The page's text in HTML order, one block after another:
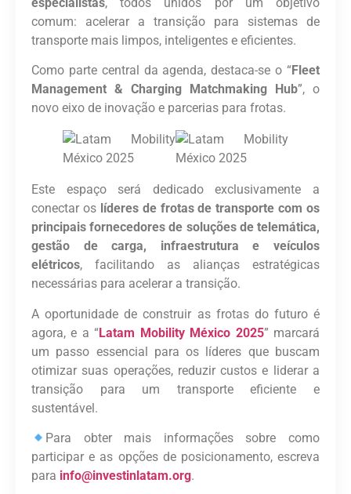
comum: acelerar a transição para sistemas de
transporte mais limpos, inteligentes e eficientes.
Como parte central da agenda, destaca-se o “Fleet
Management & Charging Matchmaking Hub”, o
novo eixo de inovação e parcerias para frotas.
Este espaço será dedicado exclusivamente a
conectar os líderes de frotas de transporte com os
principais fornecedores de soluções de telemática,
gestão de carga, infraestrutura e veículos
elétricos, facilitando as alianças estratégicas
necessárias para acelerar a transição.
A oportunidade de construir as frotas do futuro é
agora, e a “Latam Mobility México 2025” marcará
um passo essencial para os líderes que buscam
otimizar suas operações, reduzir custos e liderar a
transição para um transporte eficiente e
sustentável.
Para obter mais informações sobre como
participar e as opções de posicionamento, escreva
para info@investinlatam.org.